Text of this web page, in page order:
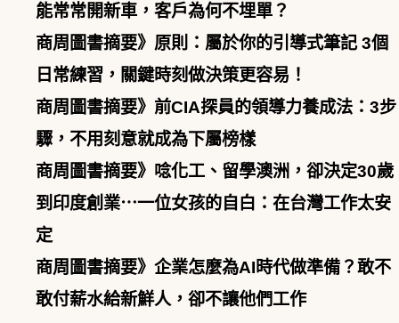
能常常開新車，客戶為何不埋單？
商周圖書摘要》原則：屬於你的引導式筆記 3個
日常練習，關鍵時刻做決策更容易！
商周圖書摘要》前CIA探員的領導力養成法：3步
驟，不用刻意就成為下屬榜樣
商周圖書摘要》唸化工、留學澳洲，卻決定30歲
到印度創業⋯一位女孩的自白：在台灣工作太安
定
商周圖書摘要》企業怎麼為AI時代做準備？敢不
敢付薪水給新鮮人，卻不讓他們工作